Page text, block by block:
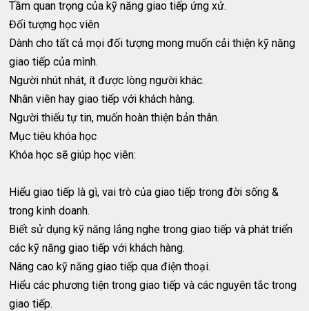
Tầm quan trọng của kỹ năng giao tiếp ứng xử.
Đối tượng học viên
Dành cho tất cả mọi đối tượng mong muốn cải thiện kỹ năng
giao tiếp của mình.
Người nhút nhát, ít được lòng người khác.
Nhân viên hay giao tiếp với khách hàng.
Người thiếu tự tin, muốn hoàn thiện bản thân.
Mục tiêu khóa học
Khóa học sẽ giúp học viên:
Hiểu giao tiếp là gì, vai trò của giao tiếp trong đời sống &
trong kinh doanh.
Biết sử dụng kỹ năng lắng nghe trong giao tiếp và phát triển
các kỹ năng giao tiếp với khách hàng.
Nâng cao kỹ năng giao tiếp qua điện thoại.
Hiểu các phương tiện trong giao tiếp và các nguyên tắc trong
giao tiếp.